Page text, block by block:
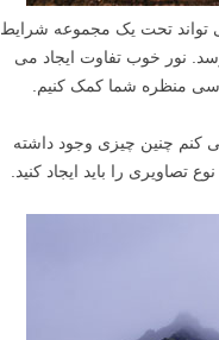
تواند تحت یک مجموعه شرایط
نور خوب تفاوت ایجاد می
کنم چنین چیزی وجود داشته
را باید ایجاد کنید.